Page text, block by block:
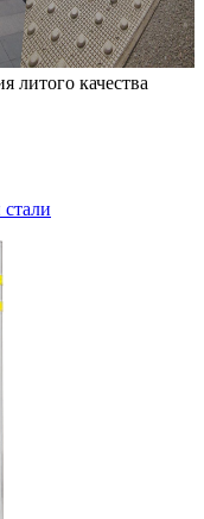
литого качества